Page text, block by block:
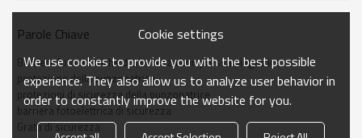
Distanza di
30-6000 mm; 30-45000 mm
Tempo di
risposta
≤15 ms
Dati meccanici
Parole Chiave
Barriere fotoelettriche di sicurezza con pressa piegatrice
protezione della punzonatrice
protezioni di sicurezza della punzonatrice
barriera fotoelettrica di sicurezza
Grata di sicurezza
Cookie settings
We use cookies to provide you with the best possible
experience. They also allow us to analyze user behavior in
order to constantly improve the website for you.